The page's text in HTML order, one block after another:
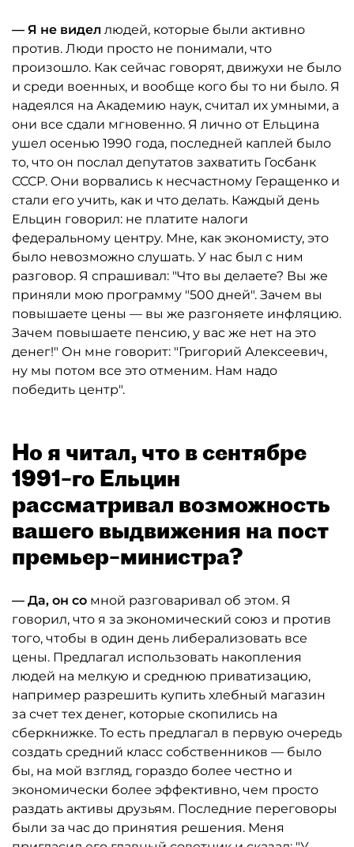
— Я не видел людей, которые были активно
против. Люди просто не понимали, что
произошло. Как сейчас говорят, движухи не было
и среди военных, и вообще кого бы то ни было. Я
надеялся на Академию наук, считал их умными, а
они все сдали мгновенно. Я лично от Ельцина
ушел осенью 1990 года, последней каплей было
то, что он послал депутатов захватить Госбанк
СССР. Они ворвались к несчастному Геращенко и
стали его учить, как и что делать. Каждый день
Ельцин говорил: не платите налоги
федеральному центру. Мне, как экономисту, это
было невозможно слушать. У нас был с ним
разговор. Я спрашивал: "Что вы делаете? Вы же
приняли мою программу "500 дней". Зачем вы
повышаете цены — вы же разгоняете инфляцию.
Зачем повышаете пенсию, у вас же нет на это
денег!" Он мне говорит: "Григорий Алексеевич,
ну мы потом все это отменим. Нам надо
победить центр".
Но я читал, что в сентябре
1991–го Ельцин
рассматривал возможность
вашего выдвижения на пост
премьер–министра?
— Да, он со мной разговаривал об этом. Я
говорил, что я за экономический союз и против
того, чтобы в один день либерализовать все
цены. Предлагал использовать накопления
людей на мелкую и среднюю приватизацию,
например разрешить купить хлебный магазин
за счет тех денег, которые скопились на
сберкнижке. То есть предлагал в первую очередь
создать средний класс собственников — было
бы, на мой взгляд, гораздо более честно и
экономически более эффективно, чем просто
раздать активы друзьям. Последние переговоры
были за час до принятия решения. Меня